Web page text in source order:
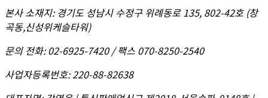
본사 소재지:경기도 성남시 수정구 위례동로 135, 802-42호 (창
곡동,신성위케슬타워)
문의 전화:02-6925-7420 / 팩스 070-8250-2540
사업자등록번호:220-88-82638